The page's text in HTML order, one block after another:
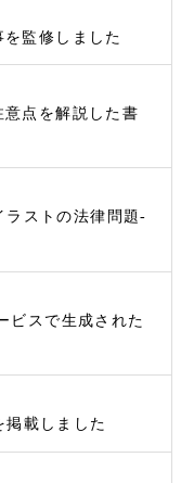
を監修しました
点を解説した書
ストの法律問題-
ビスで生成された
載しました